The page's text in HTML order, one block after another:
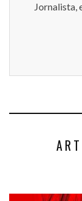
Jornalista,